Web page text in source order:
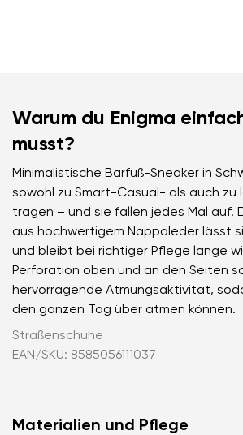
Warum du Enigma
musst?
Minimalistische Barfuß-Sneaker in
sowohl zu Smart-Casual- als auch zu
tragen – und sie fallen jedes Mal auf.
aus hochwertigem Nappaleder lässt
und bleibt bei richtiger Pflege lange
Perforation oben und an den Seiten
hervorragende Atmungsaktivität,
den ganzen Tag über atmen können.
Straßenschuhe
EAN/SKU: 8585056111037
Materialien und Pflege